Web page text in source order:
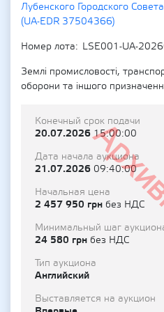
Лубенского Городского Совета
(UA-EDR 37504366)
Номер лота
LSE001-UA-
Землі промисловості,
оборони та іншого
Конечный срок подачи
20.07.202615:00:00
Дата начала аукциона
21.07.2026 09:40:00
Начальная цена
2 457 950 грн без НДС
Минимальный шаг
24 580 грн без НДС
Тип аукциона
Английский
Выставляется на аукцион